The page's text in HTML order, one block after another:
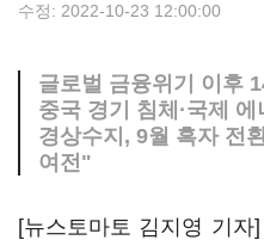
수정: 2022-10-23 12:00:00
글로벌 금융위기 이후
중국 경기 침체·국제
경상수지, 9월 흑자 전
여전"
[뉴스토마토 김지영 기자